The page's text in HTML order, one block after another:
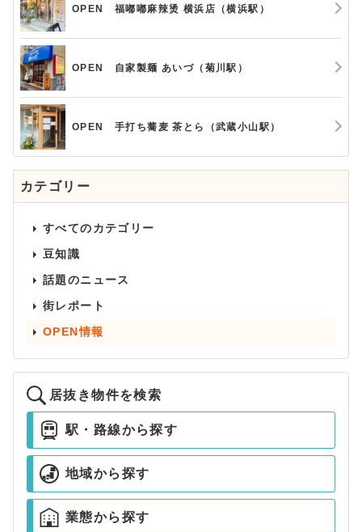
OPEN 福嘟嘟麻辣烫 横浜店（横浜駅）
OPEN 自家製麺 あいづ（菊川駅）
OPEN 手打ち蕎麦 茶とら（武蔵小山駅）
カテゴリー
すべてのカテゴリー
豆知識
話題のニュース
街レポート
OPEN情報
居抜き物件を検索
駅・路線から探す
地域から探す
業態から探す